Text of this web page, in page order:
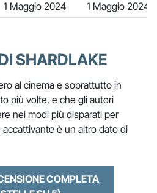
1 Maggio 2024 1 Maggio 2024
SHARDLAKE
al cinema e soprattutto in
più volte, e che gli autori
nei modi più disparati per
è un altro dato di
COMPLETA